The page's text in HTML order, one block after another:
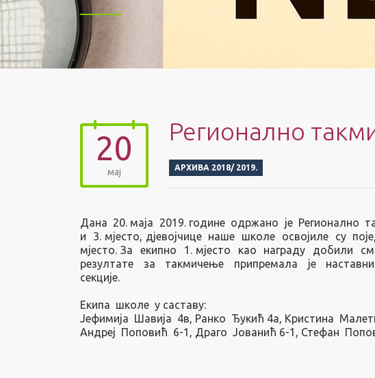
20
мај
Регионално
АРХИВА 2018/ 2019.
Дана 20. маја 2019. године одржано је Регионално
и 3. мјесто, дјевојчице наше школе освојиле су
мјесто. За екипно 1. мјесто као награду добили
резултате за такмичење припремала је
секције.
Екипа школе у саставу:
Јефимија Шавија 4в, Ранко Ђукић 4а, Кристина
Андреј Поповић 6-1, Драго Јованић 6-1, Стефан